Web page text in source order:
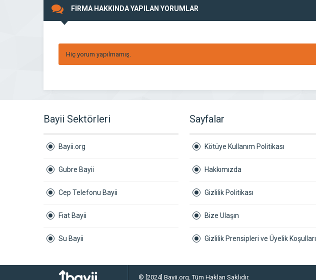
FİRMA HAKKINDA YAPILAN YORUMLAR
Hiç yorum yapılmamış.
Bayii Sektörleri
Bayii.org
Gubre Bayii
Cep Telefonu Bayii
Fiat Bayii
Su Bayii
Sayfalar
Kötüye Kullanım Politikası
Hakkımızda
Gizlilik Politikası
Bize Ulaşın
Gizlilik Prensipleri ve Üyelik Koşulları
© [2024] Bayii.org. Tüm Hakları Saklıdır.